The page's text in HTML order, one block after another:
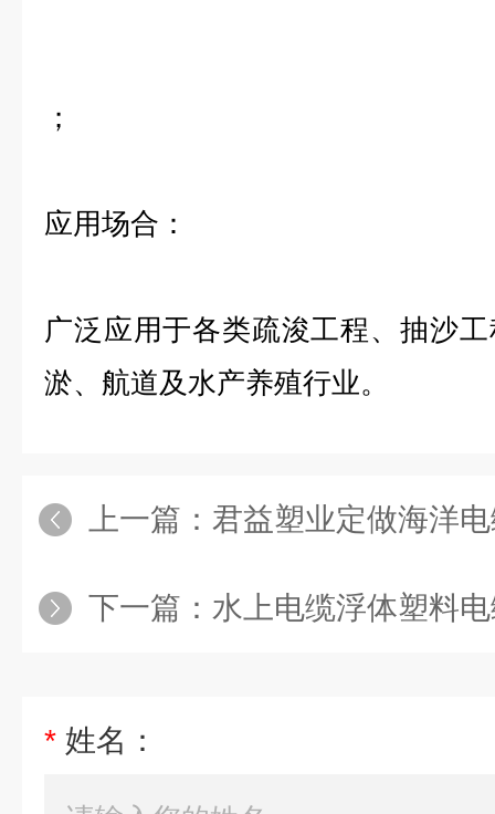
；
应用场合：
广泛应用于各类疏浚工程、抽沙
淤、航道及水产养殖行业。
上一篇： 君益塑业定做海洋
下一篇： 水上电缆浮体塑料
* 姓名：